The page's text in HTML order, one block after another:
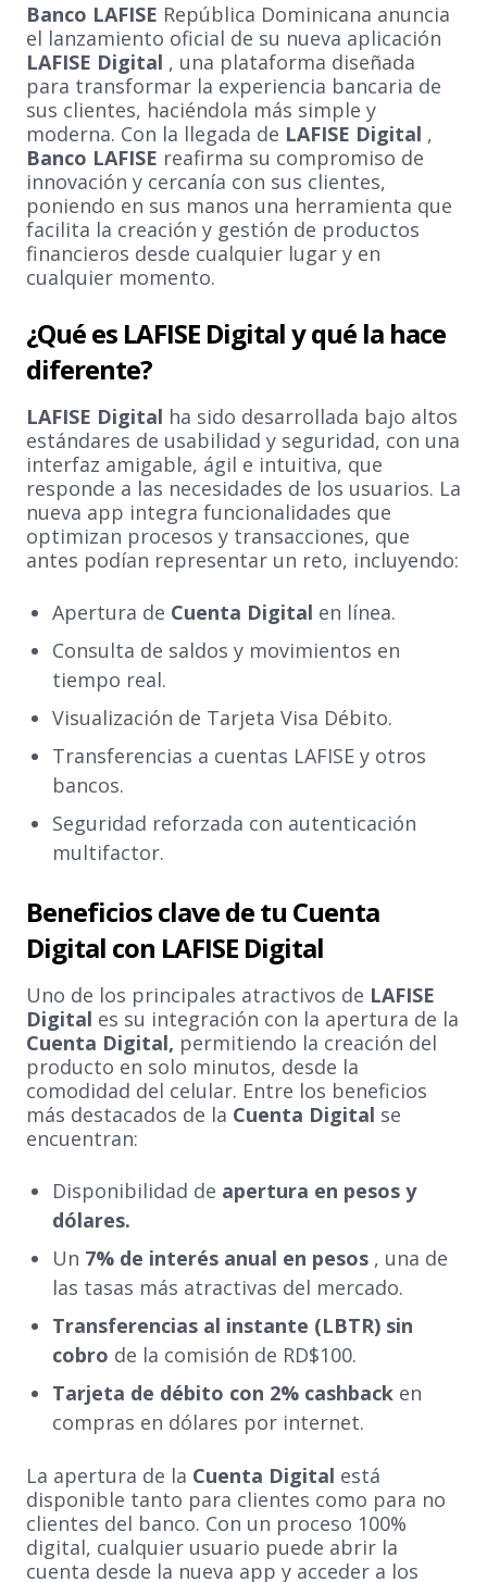
Banco LAFISE República Dominicana anuncia
el lanzamiento oficial de su nueva aplicación
LAFISE Digital , una plataforma diseñada
para transformar la experiencia bancaria de
sus clientes, haciéndola más simple y
moderna. Con la llegada de LAFISE Digital ,
Banco LAFISE reafirma su compromiso de
innovación y cercanía con sus clientes,
poniendo en sus manos una herramienta que
facilita la creación y gestión de productos
financieros desde cualquier lugar y en
cualquier momento.
¿Qué es LAFISE Digital y qué la hace
diferente?
LAFISE Digital ha sido desarrollada bajo altos
estándares de usabilidad y seguridad, con una
interfaz amigable, ágil e intuitiva, que
responde a las necesidades de los usuarios. La
nueva app integra funcionalidades que
optimizan procesos y transacciones, que
antes podían representar un reto, incluyendo:
Apertura de Cuenta Digital en línea.
Consulta de saldos y movimientos en
tiempo real.
Visualización de Tarjeta Visa Débito.
Transferencias a cuentas LAFISE y otros
bancos.
Seguridad reforzada con autenticación
multifactor.
Beneficios clave de tu Cuenta
Digital con LAFISE Digital
Uno de los principales atractivos de LAFISE
Digital es su integración con la apertura de la
Cuenta Digital, permitiendo la creación del
producto en solo minutos, desde la
comodidad del celular. Entre los beneficios
más destacados de la Cuenta Digital se
encuentran:
Disponibilidad de apertura en pesos y
dólares.
Un 7% de interés anual en pesos , una de
las tasas más atractivas del mercado.
Transferencias al instante (LBTR) sin
cobro de la comisión de RD$100.
Tarjeta de débito con 2% cashback en
compras en dólares por internet.
La apertura de la Cuenta Digital está
disponible tanto para clientes como para no
clientes del banco. Con un proceso 100%
digital, cualquier usuario puede abrir la
cuenta desde la nueva app y acceder a los